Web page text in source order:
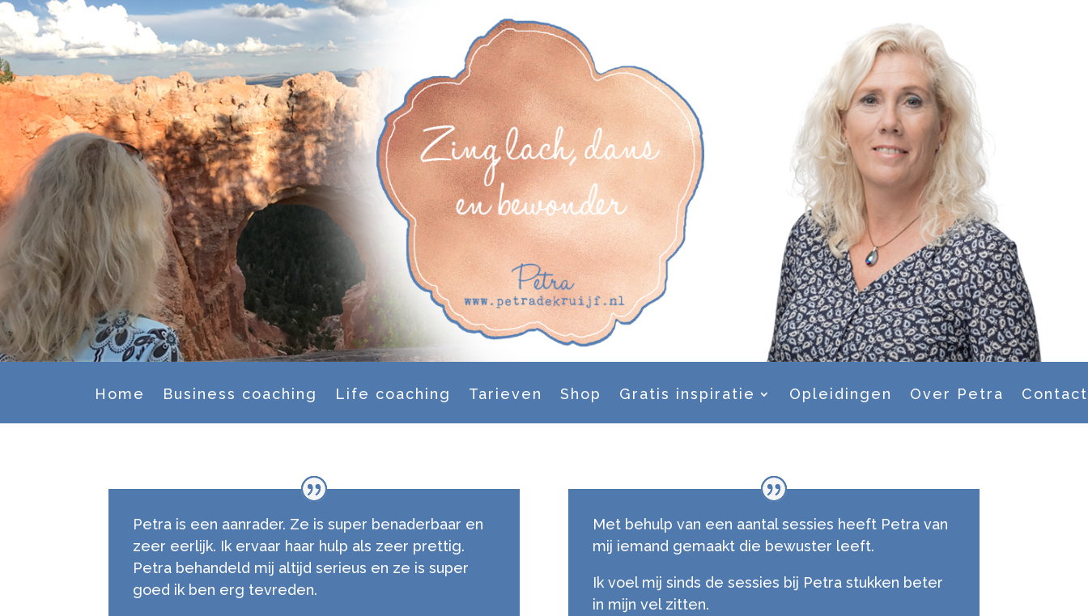
Home Business coaching Life coaching Tarieven Shop Gratis inspiratie Opleidingen Over Petra Contact
Petra is een aanrader. Ze is super benaderbaar en
zeer eerlijk. Ik ervaar haar hulp als zeer prettig.
Petra behandeld mij altijd serieus en ze is super
goed ik ben erg tevreden.
Met behulp van een aantal sessies heeft Petra van
mij iemand gemaakt die bewuster leeft.
Ik voel mij sinds de sessies bij Petra stukken beter
in mijn vel zitten.